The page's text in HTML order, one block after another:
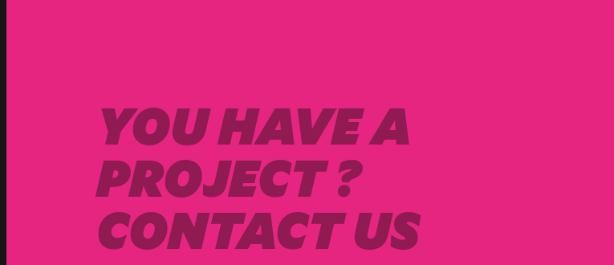
YOU HAVE A
PROJECT ?
CONTACT US